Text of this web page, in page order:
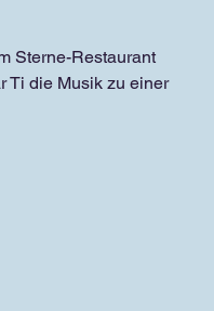
Sterne-Restaurant
Ti die Musik zu einer